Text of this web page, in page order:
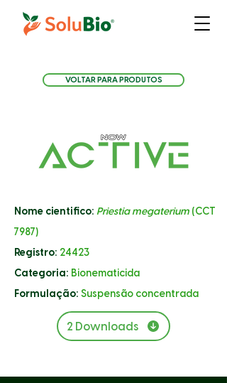
VOLTAR PARA PRODUTOS
Nome cientifico: ​ Priestia megaterium (CCT
7987)
Registro: 24423
Categoria: Bionematicida
Formulação: Suspensão concentrada
2 Downloads